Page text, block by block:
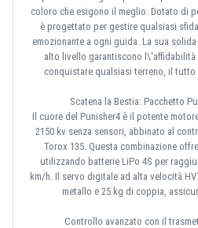
coloro che esigono il meglio. Dotato di
è progettato per gestire qualsiasi
emozionante a ogni guida. La sua
alto livello garantiscono l\'affidabilità
conquistare qualsiasi terreno, il tutto
Scatena la Bestia: Pacchetto
Il cuore del Punisher4 è il potente
2150 kv senza sensori, abbinato al
Torox 135. Questa combinazione
utilizzando batterie LiPo 4S per
km/h. Il servo digitale ad alta velocità
metallo e 25 kg di coppia,
Controllo avanzato con il